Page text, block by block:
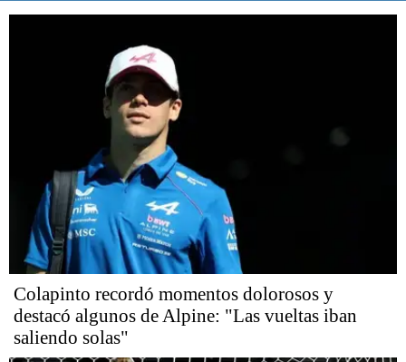
Colapinto recordó momentos dolorosos y
destacó algunos de Alpine: "Las vueltas iban
saliendo solas"